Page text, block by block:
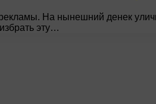
На нынешний денек
эту…